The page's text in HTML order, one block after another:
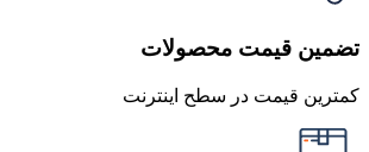
تضمین قیمت محصولات
کمترین قیمت در سطح اینترنت